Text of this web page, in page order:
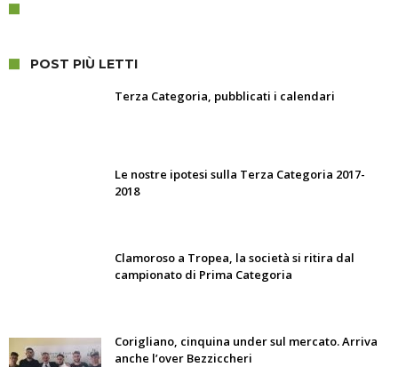
POST PIÙ LETTI
Terza Categoria, pubblicati i calendari
Le nostre ipotesi sulla Terza Categoria 2017-
2018
Clamoroso a Tropea, la società si ritira dal
campionato di Prima Categoria
Corigliano, cinquina under sul mercato. Arriva
anche l’over Bezziccheri